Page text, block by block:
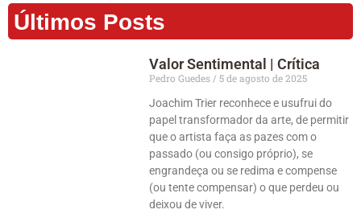
Últimos Posts
Valor Sentimental | Crítica
Pedro Guedes
5 de agosto de 2025
Joachim Trier reconhece e usufrui do
papel transformador da arte, de permitir
que o artista faça as pazes com o
passado (ou consigo próprio), se
engrandeça ou se redima e compense
(ou tente compensar) o que perdeu ou
deixou de viver.